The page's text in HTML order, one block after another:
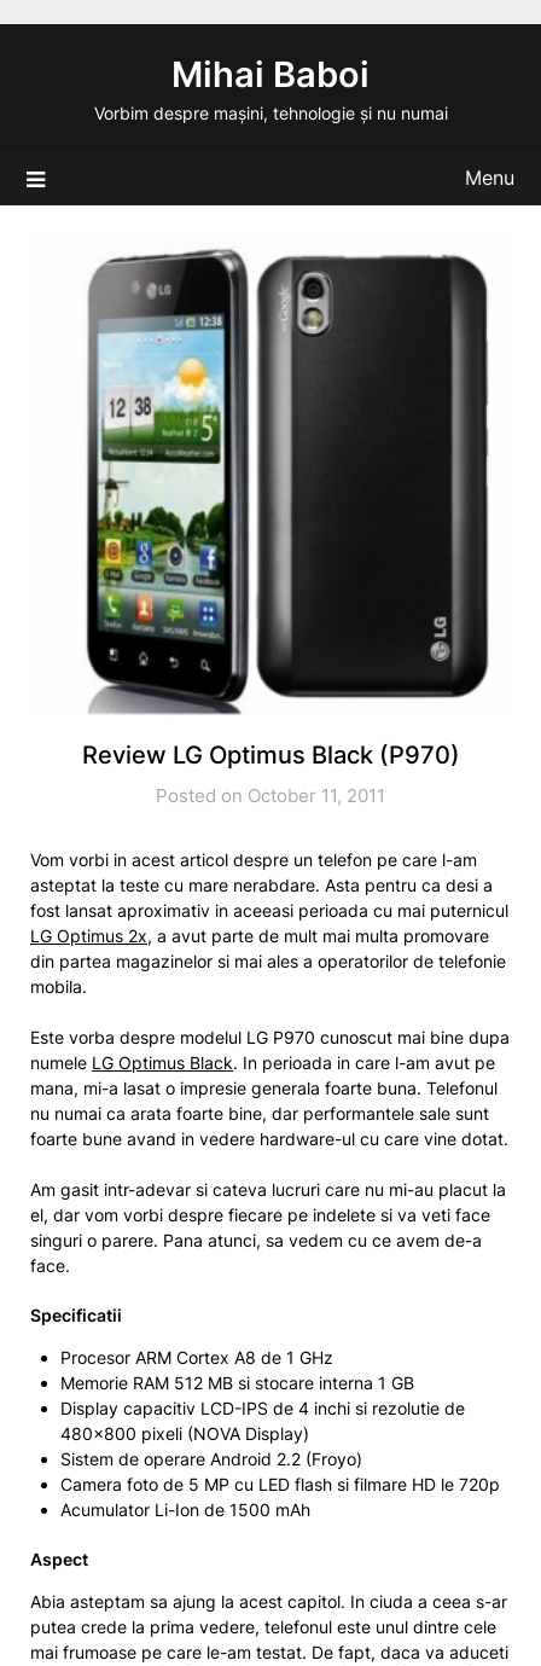
Mihai Baboi
Vorbim despre mașini, tehnologie și nu numai
Menu
Review LG Optimus Black (P970)
Posted on October 11, 2011
Vom vorbi in acest articol despre un telefon pe care l-am
asteptat la teste cu mare nerabdare. Asta pentru ca desi a
fost lansat aproximativ in aceeasi perioada cu mai puternicul
LG Optimus 2x, a avut parte de mult mai multa promovare
din partea magazinelor si mai ales a operatorilor de telefonie
mobila.
Este vorba despre modelul LG P970 cunoscut mai bine dupa
numele LG Optimus Black. In perioada in care l-am avut pe
mana, mi-a lasat o impresie generala foarte buna. Telefonul
nu numai ca arata foarte bine, dar performantele sale sunt
foarte bune avand in vedere hardware-ul cu care vine dotat.
Am gasit intr-adevar si cateva lucruri care nu mi-au placut la
el, dar vom vorbi despre fiecare pe indelete si va veti face
singuri o parere. Pana atunci, sa vedem cu ce avem de-a
face.
Specificatii
Procesor ARM Cortex A8 de 1 GHz
Memorie RAM 512 MB si stocare interna 1 GB
Display capacitiv LCD-IPS de 4 inchi si rezolutie de
480×800 pixeli (NOVA Display)
Sistem de operare Android 2.2 (Froyo)
Camera foto de 5 MP cu LED flash si filmare HD le 720p
Acumulator Li-Ion de 1500 mAh
Aspect
Abia asteptam sa ajung la acest capitol. In ciuda a ceea s-ar
putea crede la prima vedere, telefonul este unul dintre cele
mai frumoase pe care le-am testat. De fapt, daca va aduceti